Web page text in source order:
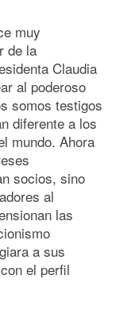
muy
de la
Claudia
al poderoso
somos testigos
diferente a los
mundo. Ahora
socios, sino
al
las
a sus
el perfil